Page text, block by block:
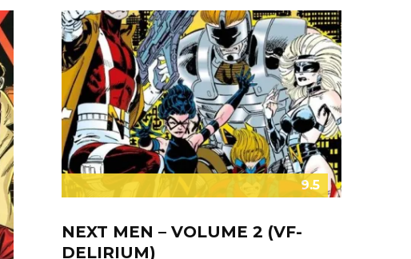
9.5
NEXT MEN – VOLUME 2 (VF-
DELIRIUM)